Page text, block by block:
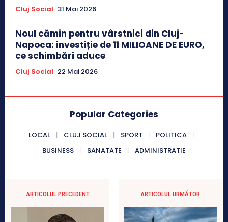
Cluj Social 31 Mai 2026
Noul cămin pentru vârstnici din Cluj-
Napoca: investiție de 11 MILIOANE DE EURO,
ce schimbări aduce
Cluj Social 22 Mai 2026
Popular Categories
LOCAL CLUJ SOCIAL SPORT
POLITICA
BUSINESS
SANATATE ADMINISTRATIE
ARTICOLUL PRECEDENT ARTICOLUL URMĂTOR